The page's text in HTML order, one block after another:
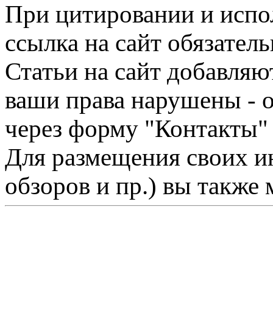
При цитировании и
ссылка на сайт
Статьи на сайт
ваши права нарушены -
через форму "Контакты"
Для размещения своих
обзоров и пр.) вы также